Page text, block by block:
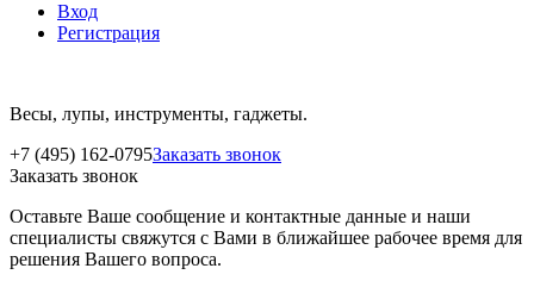
Вход
Регистрация
Весы, лупы, инструменты, гаджеты.
+7 (495) 162-0795Заказать звонок
Заказать звонок
Оставьте Ваше сообщение и контактные данные и наши
специалисты свяжутся с Вами в ближайшее рабочее время для
решения Вашего вопроса.